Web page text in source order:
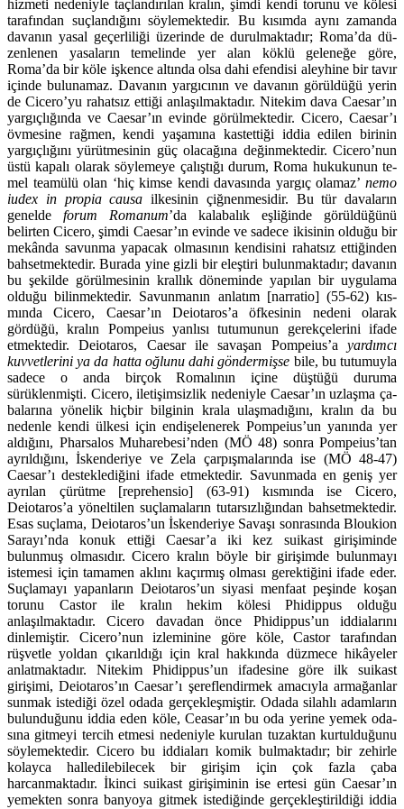
hizmeti nedeniyle taçlandırılan kralın, şimdi kendi torunu ve kölesi
tarafından suçlandığını söylemektedir. Bu kısımda aynı zamanda
davanın yasal geçerliliği üzerinde de durulmaktadır; Roma’da dü­
zenlenen yasaların temelinde yer alan köklü geleneğe göre,
Roma’da bir köle işkence altında olsa dahi efendisi aleyhine bir tavır
içinde bulunamaz. Dava­nın yargıcının ve davanın görüldüğü yerin
de Cicero’yu rahatsız ettiği anlaşıl­maktadır. Nitekim dava Caesar’ın
yargıçlığında ve Caesar’ın evinde görül­mektedir. Cicero, Caesar’ı
övmesine rağmen, kendi yaşamına kastettiği iddia edilen birinin
yargıçlığını yürütmesinin güç olacağına değinmektedir. Ci­cero’nun
üstü kapalı olarak söylemeye çalıştığı durum, Roma hukukunun te­
mel teamülü olan ‘hiç kimse kendi davasında yargıç olamaz’ nemo
iudex in propia causa ilkesinin çiğnenmesidir. Bu tür davaların
genelde forum Roma­num’da kalabalık eşliğinde görüldüğünü
belirten Cicero, şimdi Caesar’ın evinde ve sadece ikisinin olduğu bir
mekânda savunma yapacak olmasının kendisini rahatsız ettiğinden
bahsetmektedir. Burada yine gizli bir eleştiri bu­lunmaktadır; davanın
bu şekilde görülmesinin krallık döneminde yapılan bir uygulama
olduğu bilinmektedir. Savunmanın anlatım [narratio] (55-62) kıs­
mında Cicero, Caesar’ın Deiotaros’a öfkesinin nedeni olarak
gördüğü, kralın Pompeius yanlısı tutumunun gerekçelerini ifade
etmektedir. Deiotaros, Cae­sar ile savaşan Pompeius’a yardımcı
kuvvetlerini ya da hatta oğlunu dahi gön­dermişse bile, bu tutumuyla
sadece o anda birçok Romalının içine düştüğü duruma
sürüklenmişti. Cicero, iletişimsizlik nedeniyle Caesar’ın uzlaşma ça­
balarına yönelik hiçbir bilginin krala ulaşmadığını, kralın da bu
nedenle kendi ülkesi için endişelenerek Pompeius’un yanında yer
aldığını, Pharsalos Muha­rebesi’nden (MÖ 48) sonra Pompeius’tan
ayrıldığını, İskenderiye ve Zela çar­pışmalarında ise (MÖ 48-47)
Caesar’ı desteklediğini ifade etmektedir. Savun­mada en geniş yer
ayrılan çürütme [reprehensio] (63-91) kısmında ise Cicero,
Deiotaros’a yöneltilen suçlamaların tutarsızlığından bahsetmektedir.
Esas suçlama, Deiotaros’un İskenderiye Savaşı sonrasında Bloukion
Sarayı’nda ko­nuk ettiği Caesar’a iki kez suikast girişiminde
bulunmuş olmasıdır. Cicero kra­lın böyle bir girişimde bulunmayı
istemesi için tamamen aklını kaçırmış ol­ması gerektiğini ifade eder.
Suçlamayı yapanların Deiotaros’un siyasi men­faat peşinde koşan
torunu Castor ile kralın hekim kölesi Phidippus olduğu
anlaşılmaktadır. Cicero davadan önce Phidippus’un iddialarını
dinlemiştir. Ci­cero’nun izleminine göre köle, Castor tarafından
rüşvetle yoldan çıkarıldığı için kral hakkında düzmece hikâyeler
anlatmaktadır. Nitekim Phidippus’un ifadesine göre ilk suikast
girişimi, Deiotaros’ın Caesar’ı şereflendirmek ama­cıyla armağanlar
sunmak istediği özel odada gerçekleşmiştir. Odada silahlı adamların
bulunduğunu iddia eden köle, Ceasar’ın bu oda yerine yemek oda­
sına gitmeyi tercih etmesi nedeniyle kurulan tuzaktan kurtulduğunu
söyle­mektedir. Cicero bu iddiaları komik bulmaktadır; bir zehirle
kolayca halledi­lebilecek bir girişim için çok fazla çaba
harcanmaktadır. İkinci suikast girişimi­nin ise ertesi gün Caesar’ın
yemekten sonra banyoya gitmek istediğinde ger­çekleştirildiği iddia